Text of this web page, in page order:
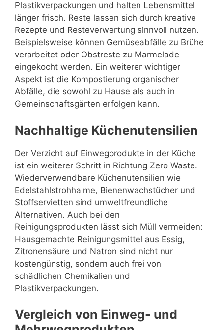
Plastikverpackungen und halten Lebensmittel
länger frisch. Reste lassen sich durch kreative
Rezepte und Resteverwertung sinnvoll nutzen.
Beispielsweise können Gemüseabfälle zu Brühe
verarbeitet oder Obstreste zu Marmelade
eingekocht werden. Ein weiterer wichtiger
Aspekt ist die Kompostierung organischer
Abfälle, die sowohl zu Hause als auch in
Gemeinschaftsgärten erfolgen kann.
Nachhaltige Küchenutensilien
Der Verzicht auf Einwegprodukte in der Küche
ist ein weiterer Schritt in Richtung Zero Waste.
Wiederverwendbare Küchenutensilien wie
Edelstahlstrohhalme, Bienenwachstücher und
Stoffservietten sind umweltfreundliche
Alternativen. Auch bei den
Reinigungsprodukten lässt sich Müll vermeiden:
Hausgemachte Reinigungsmittel aus Essig,
Zitronensäure und Natron sind nicht nur
kostengünstig, sondern auch frei von
schädlichen Chemikalien und
Plastikverpackungen.
Vergleich von Einweg- und